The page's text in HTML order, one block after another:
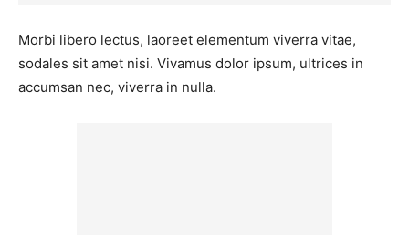
Morbi libero lectus, laoreet elementum viverra vitae,
sodales sit amet nisi. Vivamus dolor ipsum, ultrices in
accumsan nec, viverra in nulla.